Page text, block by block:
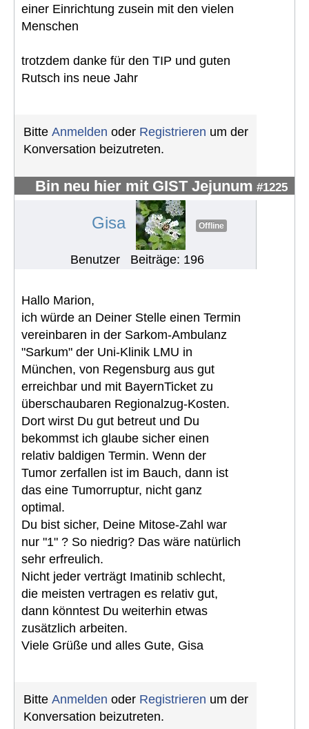
einer Einrichtung zusein mit den vielen
Menschen
trotzdem danke für den TIP und guten
Rutsch ins neue Jahr
Bitte Anmelden oder Registrieren um der
Konversation beizutreten.
Bin neu hier mit GIST Jejunum #1225
Gisa Offline
Benutzer Beiträge: 196
Hallo Marion,
ich würde an Deiner Stelle einen Termin
vereinbaren in der Sarkom-Ambulanz
"Sarkum" der Uni-Klinik LMU in
München, von Regensburg aus gut
erreichbar und mit BayernTicket zu
überschaubaren Regionalzug-Kosten.
Dort wirst Du gut betreut und Du
bekommst ich glaube sicher einen
relativ baldigen Termin. Wenn der
Tumor zerfallen ist im Bauch, dann ist
das eine Tumorruptur, nicht ganz
optimal.
Du bist sicher, Deine Mitose-Zahl war
nur "1" ? So niedrig? Das wäre natürlich
sehr erfreulich.
Nicht jeder verträgt Imatinib schlecht,
die meisten vertragen es relativ gut,
dann könntest Du weiterhin etwas
zusätzlich arbeiten.
Viele Grüße und alles Gute, Gisa
Bitte Anmelden oder Registrieren um der
Konversation beizutreten.